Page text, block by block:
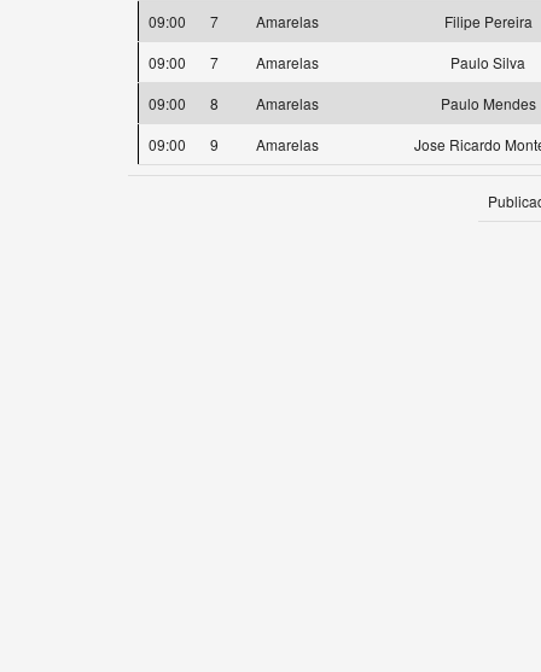
09:00
7 Amarelas
Filipe Pereira
09:00
7 Amarelas
Paulo Silva
09:00
8 Amarelas
Paulo Mendes
09:00
9 Amarelas Jose Ricardo